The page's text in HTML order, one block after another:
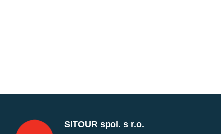
SITOUR spol. s r.o.